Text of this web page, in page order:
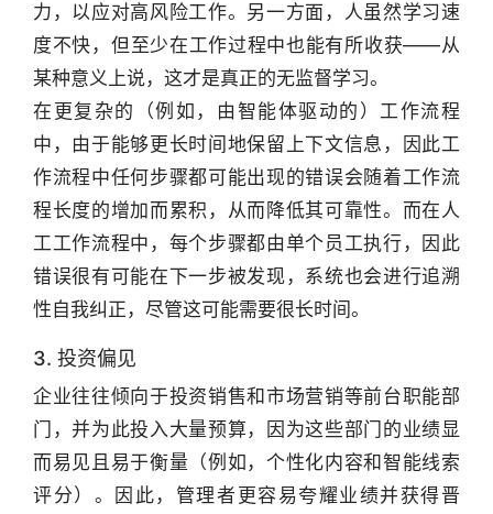
力，以应对高风险工作。另一方面，人虽然学习速
度不快，但至少在工作过程中也能有所收获——从
某种意义上说，这才是真正的无监督学习。
在更复杂的（例如，由智能体驱动的）工作流程
中，由于能够更长时间地保留上下文信息，因此工
作流程中任何步骤都可能出现的错误会随着工作流
程长度的增加而累积，从而降低其可靠性。而在人
工工作流程中，每个步骤都由单个员工执行，因此
错误很有可能在下一步被发现，系统也会进行追溯
性自我纠正，尽管这可能需要很长时间。
3. 投资偏见
企业往往倾向于投资销售和市场营销等前台职能部
门，并为此投入大量预算，因为这些部门的业绩显
而易见且易于衡量（例如，个性化内容和智能线索
评分）。因此，管理者更容易夸耀业绩并获得晋